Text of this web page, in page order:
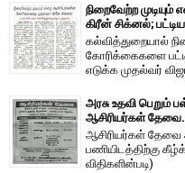
நிறைவேற்ற
கிரீன் சிக்னல்;
கல்வித்துறையால்
கோரிக்கைகளை
எடுக்க முதல்வர்
அரசு உதவி பெறும்
ஆசிரியர்கள் தேவை.
ஆசிரியர்கள் தேவை
பணியிடத்திற்கு
விதிகளின்படி)